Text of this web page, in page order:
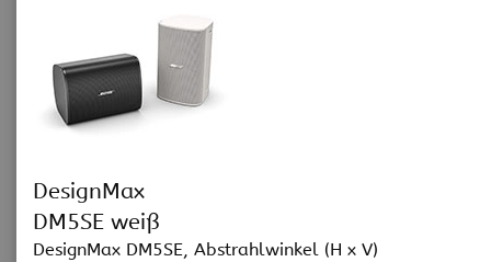
DesignMax
DM5SE weiß
DesignMax DM5SE, Abstrahlwinkel (H x V)